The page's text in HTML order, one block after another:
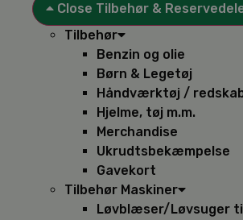
Close Tilbehør &
Tilbehør
Benzin og olie
Børn & Legetøj
Håndværktøj /
Hjelme, tøj m.m.
Merchandise
Ukrudtsbekæmpelse
Gavekort
Tilbehør Maskiner
Løvblæser/Løvsuger